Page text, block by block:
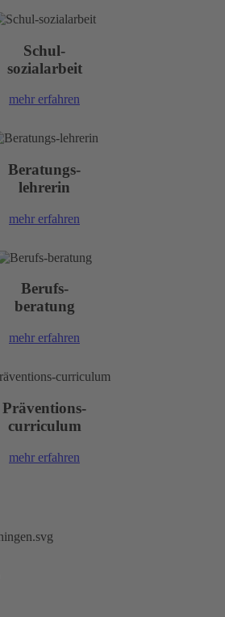
Schul-
sozialarbeit
mehr erfahren
Beratungs-
lehrerin
mehr erfahren
Berufs-
beratung
mehr erfahren
Präventions-
curriculum
mehr erfahren